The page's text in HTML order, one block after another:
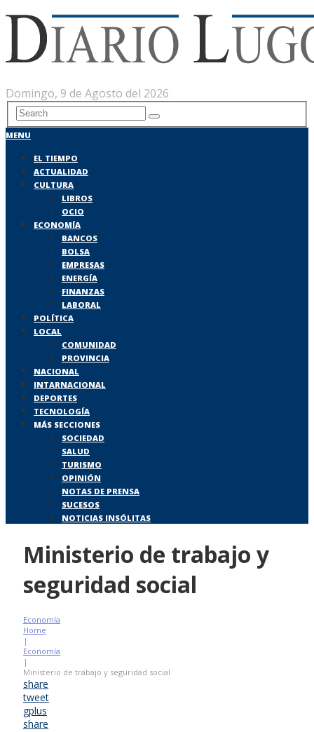
Domingo, 9 de Agosto del 2026
MENU
EL TIEMPO
ACTUALIDAD
CULTURA
LIBROS
OCIO
ECONOMÍA
BANCOS
BOLSA
EMPRESAS
ENERGÍA
FINANZAS
LABORAL
POLÍTICA
LOCAL
COMUNIDAD
PROVINCIA
NACIONAL
INTARNACIONAL
DEPORTES
TECNOLOGÍA
MÁS SECCIONES
SOCIEDAD
SALUD
TURISMO
OPINIÓN
NOTAS DE PRENSA
SUCESOS
NOTICIAS INSÓLITAS
Ministerio de trabajo y
seguridad social
Economía
Home
|
Economía
|
Ministerio de trabajo y seguridad social
share
tweet
gplus
share